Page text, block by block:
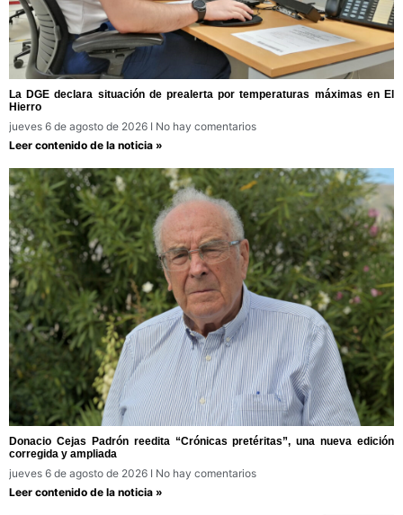
La DGE declara situación de prealerta por temperaturas máximas en El
Hierro
jueves 6 de agosto de 2026
No hay comentarios
Leer contenido de la noticia »
Donacio Cejas Padrón reedita “Crónicas pretéritas”, una nueva edición
corregida y ampliada
jueves 6 de agosto de 2026
No hay comentarios
Leer contenido de la noticia »